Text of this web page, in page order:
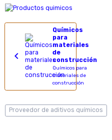
Químicos
para
materiales
de
construcción
Químicos para
materiales de
construcción
Proveedor de aditivos químicos